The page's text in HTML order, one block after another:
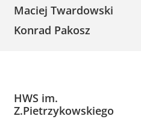
Maciej Twardowski
Konrad Pakosz
HWS im.
Z.Pietrzykowskiego